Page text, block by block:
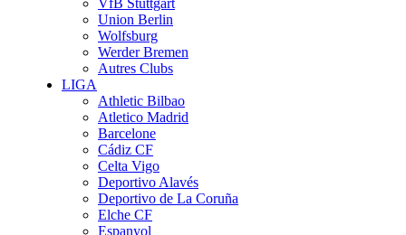
VfB Stuttgart
Union Berlin
Wolfsburg
Werder Bremen
Autres Clubs
LIGA
Athletic Bilbao
Atletico Madrid
Barcelone
Cádiz CF
Celta Vigo
Deportivo Alavés
Deportivo de La Coruña
Elche CF
Espanyol